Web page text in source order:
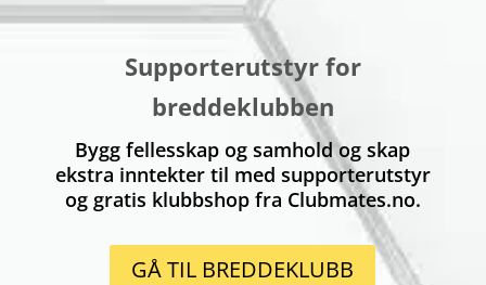
Supporterutstyr for
breddeklubben
Bygg fellesskap og samhold og skap
ekstra inntekter til med supporterutstyr
og gratis klubbshop fra Clubmates.no.
GÅ TIL BREDDEKLUBB